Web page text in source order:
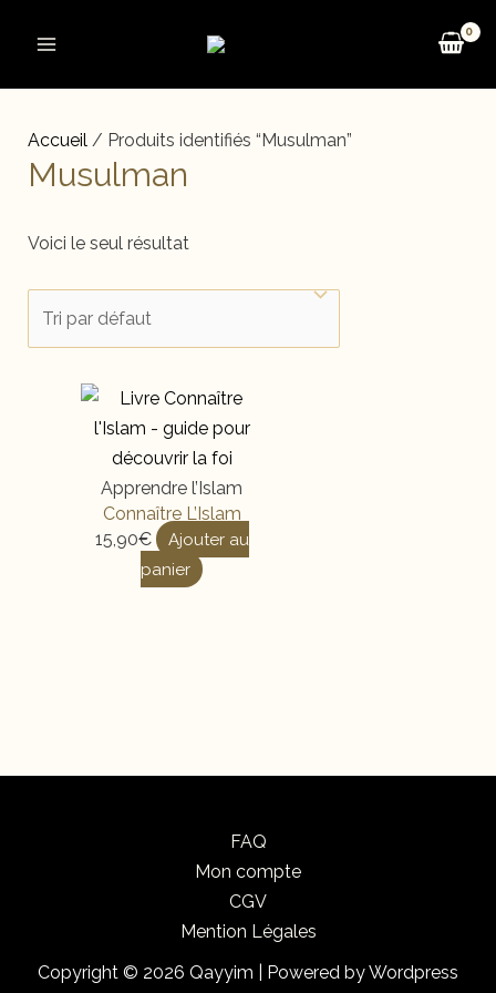
Accueil / Produits identifiés “Musulman”
Musulman
Voici le seul résultat
Apprendre l’Islam
Connaître L’Islam
15,90€
Ajouter au
panier
FAQ
Mon compte
CGV
Mention Légales
Copyright © 2026 Qayyim | Powered by Wordpress